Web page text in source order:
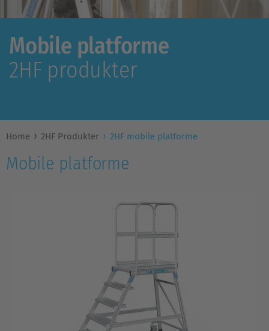
Mobile platforme
2HF produkter
Home 2HF Produkter 2HF mobile platforme
Mobile platforme